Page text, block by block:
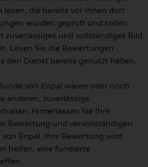
lesen, die bereits vor Ihnen dort
wurden geprüft und sollen
zuverlässiges und vollständiges Bild
Lesen Sie die Bewertungen
den Dienst bereits genutzt haben.
von Enpal waren oder noch
anderen, zuverlässige
Hinterlassen Sie Ihre
Bewertung und vervollständigen
von Enpal. Ihre Bewertung wird
helfen, eine fundierte